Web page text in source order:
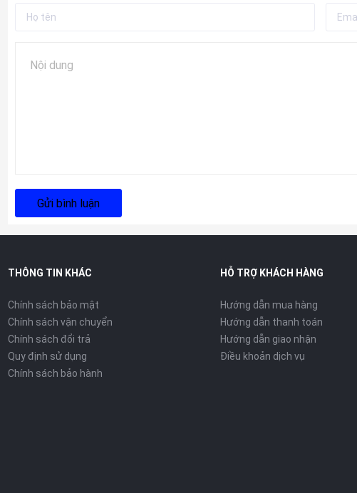
Gửi bình luận
THÔNG TIN KHÁC
Chính sách bảo mật
Chính sách vận chuyển
Chính sách đổi trả
Quy định sử dụng
Chính sách bảo hành
HỖ TRỢ KHÁCH HÀNG
Hướng dẫn mua hàng
Hướng dẫn thanh toán
Hướng dẫn giao nhận
Điều khoản dịch vụ